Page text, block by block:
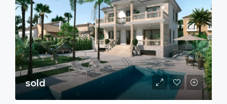
sold